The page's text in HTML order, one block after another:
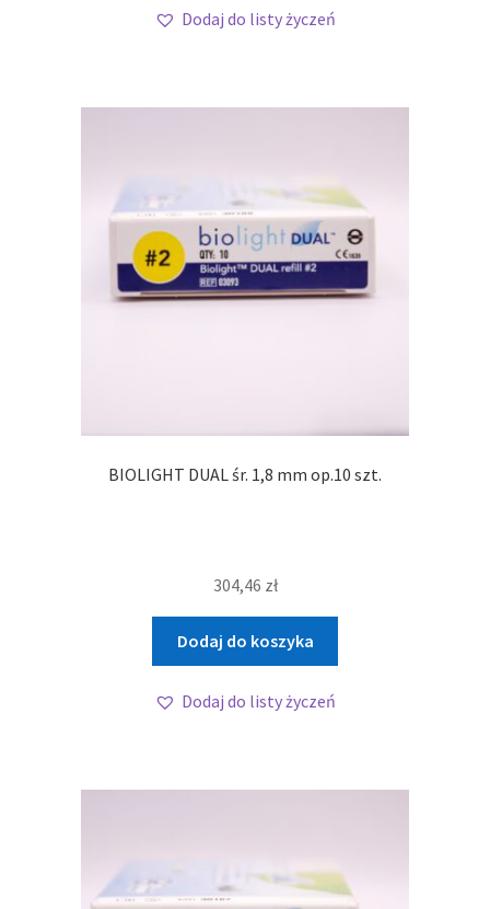
Dodaj do listy życzeń
BIOLIGHT DUAL śr. 1,8 mm op.10 szt.
304,46 zł
Dodaj do koszyka
Dodaj do listy życzeń